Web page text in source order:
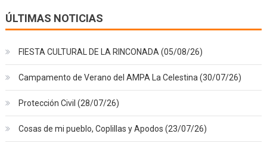
ÚLTIMAS NOTICIAS
FIESTA CULTURAL DE LA RINCONADA (05/08/26)
Campamento de Verano del AMPA La Celestina (30/07/26)
Protección Civil (28/07/26)
Cosas de mi pueblo, Coplillas y Apodos (23/07/26)